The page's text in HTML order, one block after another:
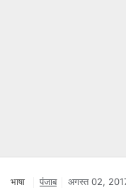
भाषा पंजाब अगस्त 02,